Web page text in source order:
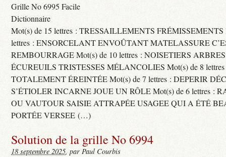
Grille No 6995 Facile
Dictionnaire
Mot(s) de 15 lettres : TRESSAILLEMENTS FRÉMISSEMENTS
lettres : ENSORCELANT ENVOÛTANT MATELASSURE
REMBOURRAGE Mot(s) de 10 lettres : NOISETIERS
ÉCUREUILS TRISTESSES MÉLANCOLIES Mot(s) de 8
TOTALEMENT ÉREINTÉE Mot(s) de 7 lettres : DEPERIR
S’ÉTIOLER INCARNE JOUE UN RÔLE Mot(s) de 6 lettres :
OU VAUTOUR SAISIE ATTRAPÉE USAGEE QUI A ÉTÉ
PORTÉE VERSEE (…)
Solution de la grille No 6994
18 septembre 2025, par Paul Courbis